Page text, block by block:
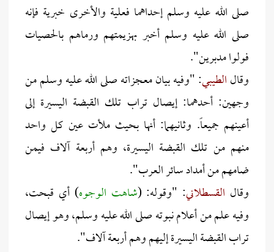
صلى الله عليه وسلم إحداهما فعلية والأخرى خبرية فإنه
صلى الله عليه وسلم أخبر بهزيمتهم ورماهم بالحصيات
فولوا مدبرين".
وقالالطيبي: "وفيه بيان معجزاته صلى الله عليه وسلم من
وجهين: أحدهما: إيصال تراب تلك القبضة اليسيرة إلى
أعينهم جميعاً. وثانيهما: أنها بحيث ملأت عين كل واحد
منهم من تلك القبضة اليسيرة، وهم أربعة آلاف فيمن
ضامهم من أمداد سائر العرب".
وقال القسطلاني: "وقوله: (شاهت الوجوه) أي قبحت،
وفيه علم من أعلام نبوته صلى الله عليه وسلم، وهو إيصال
تراب القبضة اليسيرة إليهم وهم أربعة آلاف".